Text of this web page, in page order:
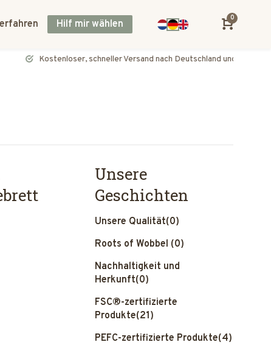
Hilf mir wählen
0
Kostenloser, schneller Versand nach Deutschland und Österreich
Unsere
Geschichten
Unsere Qualität(0)
Roots of Wobbel (0)
Nachhaltigkeit und
Herkunft(0)
FSC®-zertifizierte
Produkte(21)
PEFC-zertifizierte Produkte(4)